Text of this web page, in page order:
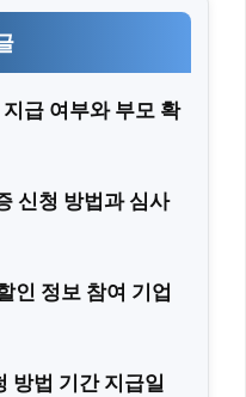
급 여부와 부모 확
신청 방법과 심사
인 정보 참여 기업
방법 기간 지급일